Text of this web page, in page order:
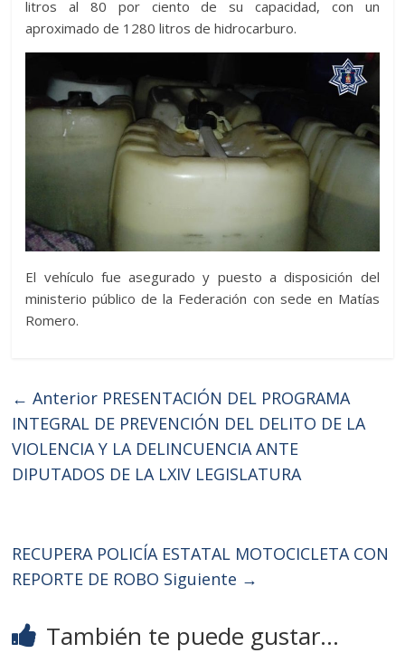
litros al 80 por ciento de su capacidad, con un
aproximado de 1280 litros de hidrocarburo.
El vehículo fue asegurado y puesto a disposición del
ministerio público de la Federación con sede en Matías
Romero.
← Anterior PRESENTACIÓN DEL PROGRAMA
INTEGRAL DE PREVENCIÓN DEL DELITO DE LA
VIOLENCIA Y LA DELINCUENCIA ANTE
DIPUTADOS DE LA LXIV LEGISLATURA
RECUPERA POLICÍA ESTATAL MOTOCICLETA CON
REPORTE DE ROBO Siguiente →
También te puede gustar...